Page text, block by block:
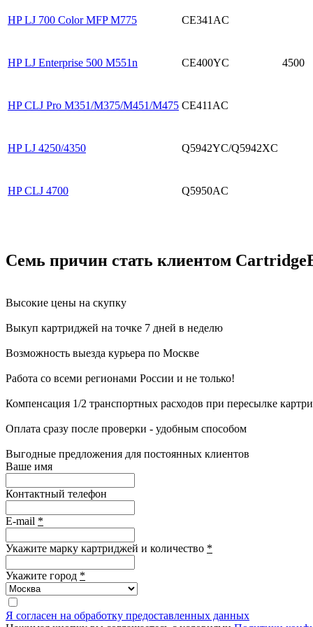
HP LJ 700 Color MFP M775 CE341AC
HP LJ Enterprise 500 M551n CE400YC 4500
HP CLJ Pro M351/M375/M451/M475 CE411AC
HP LJ 4250/4350 Q5942YC/Q5942XC
HP CLJ 4700 Q5950AC
Семь причин стать клиентом
Высокие цены на скупку
Выкуп картриджей на точке 7 дней в неделю
Возможность выезда курьера по Москве
Работа со всеми регионами России и не только!
Компенсация 1/2 транспортных расходов при пересылке
Оплата сразу после проверки - удобным способом
Выгодные предложения для постоянных клиентов
Ваше имя
Контактный телефон
E-mail *
Укажите марку картриджей и количество *
Укажите город *
Я согласен на обработку предоставленных данных